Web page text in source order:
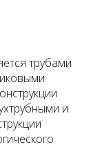
трубами
и